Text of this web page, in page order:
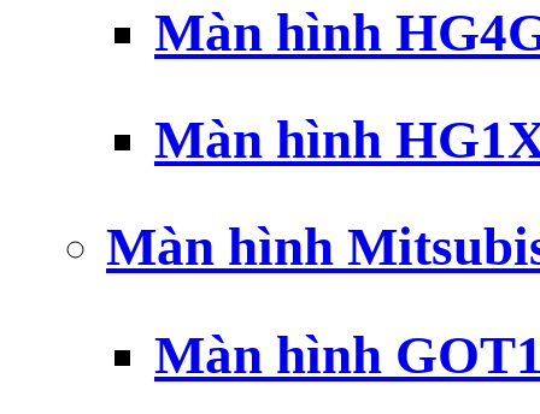
Màn hình
Màn hình
Màn hình
Màn hình